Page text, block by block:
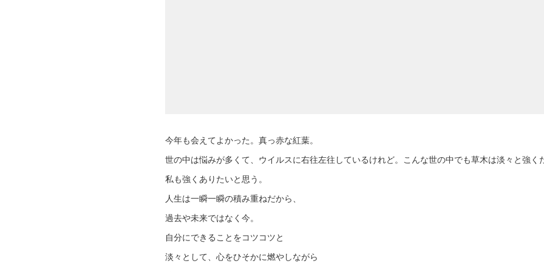
今年も会えてよかった。真っ赤な紅葉。
世の中は悩みが多くて、ウイルスに右往左往しているけれど。こんな世の中でも草木は淡々と強く
私も強くありたいと思う。
人生は一瞬一瞬の積み重ねだから、
過去や未来ではなく今。
自分にできることをコツコツと
淡々として、心をひそかに燃やしながら